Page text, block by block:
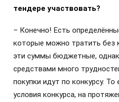
тендере участвовать?
– Конечно! Есть
которые можно тратить без
эти суммы бюджетные,
средствами много
покупки идут по конкурсу.
условия конкурса, на